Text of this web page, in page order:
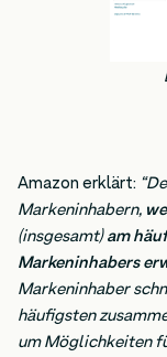
Amazon erklärt:
Markeninhabern,
(insgesamt)am
Markeninhabers
Markeninhaber
häufigsten
um Möglichkeiten